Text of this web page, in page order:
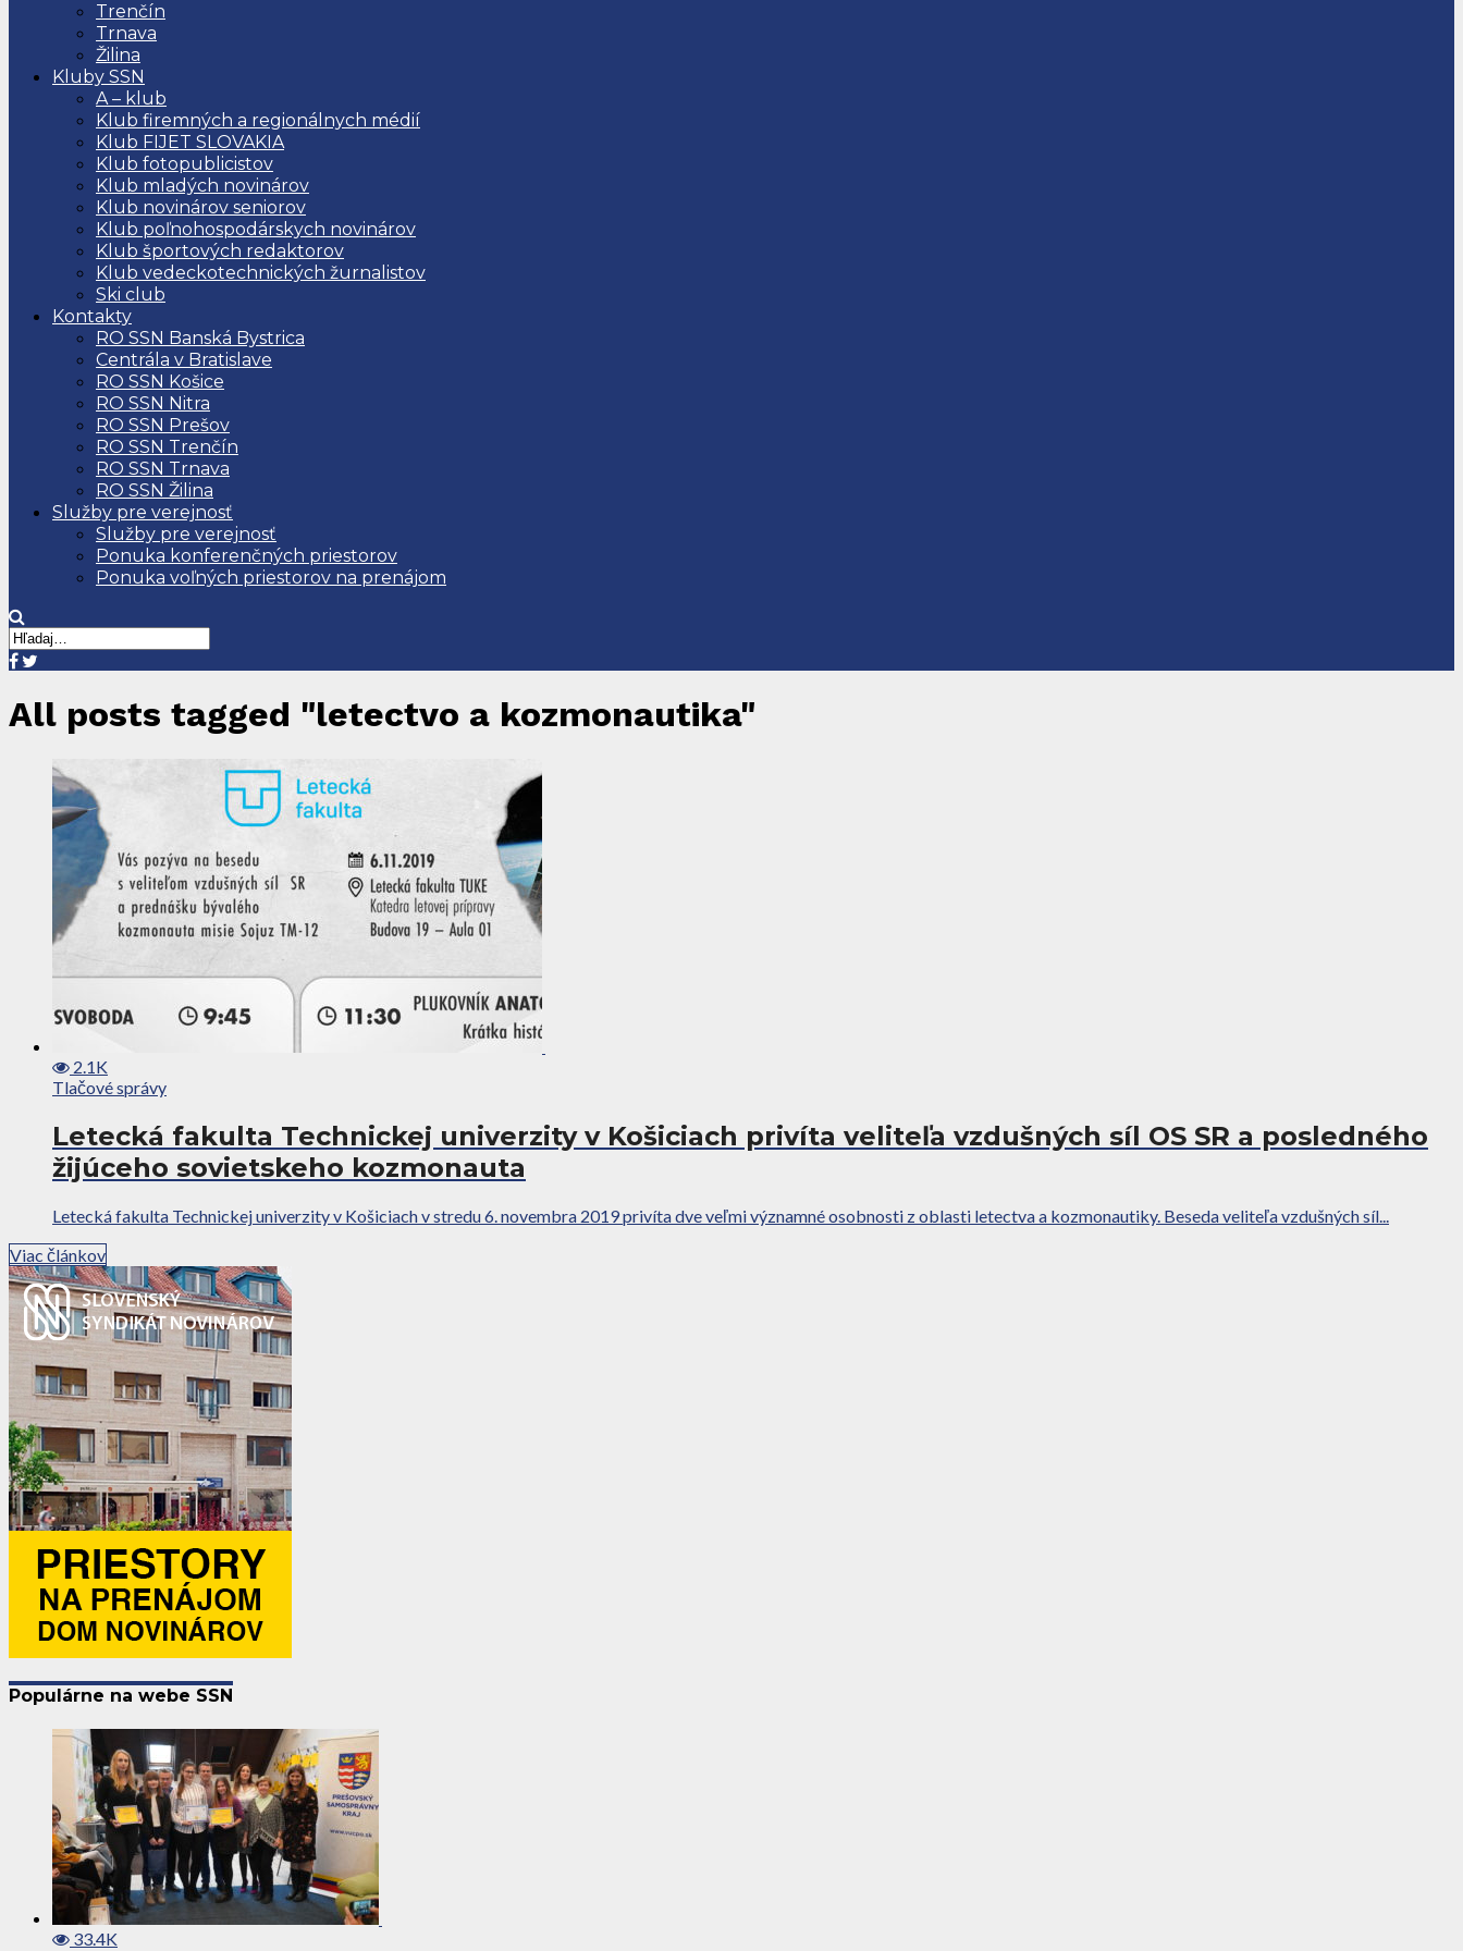
Trenčín
Trnava
Žilina
Kluby SSN
A – klub
Klub firemných a regionálnych médií
Klub FIJET SLOVAKIA
Klub fotopublicistov
Klub mladých novinárov
Klub novinárov seniorov
Klub poľnohospodárskych novinárov
Klub športových redaktorov
Klub vedeckotechnických žurnalistov
Ski club
Kontakty
RO SSN Banská Bystrica
Centrála v Bratislave
RO SSN Košice
RO SSN Nitra
RO SSN Prešov
RO SSN Trenčín
RO SSN Trnava
RO SSN Žilina
Služby pre verejnosť
Služby pre verejnosť
Ponuka konferenčných priestorov
Ponuka voľných priestorov na prenájom
All posts tagged "letectvo a kozmonautika"
2.1K
Tlačové správy
Letecká fakulta Technickej univerzity v Košiciach privíta veliteľa vzdušných síl OS SR a posledného
žijúceho sovietskeho kozmonauta
Letecká fakulta Technickej univerzity v Košiciach v stredu 6. novembra 2019 privíta dve veľmi významné osobnosti z oblasti letectva a kozmonautiky. Beseda veliteľa vzdušných síl...
Viac článkov
Populárne na webe SSN
33.4K